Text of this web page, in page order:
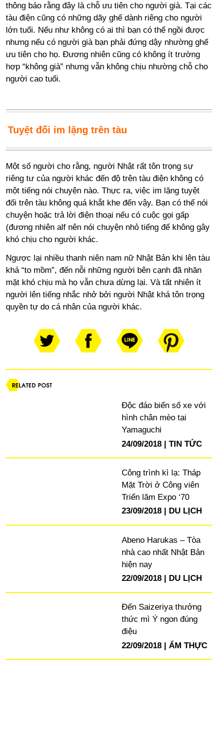
thông báo rằng đây là chỗ ưu tiên cho người già. Tại các
tàu điện cũng có những dãy ghế dành riêng cho người
lớn tuổi. Nếu như không có ai thì bạn có thể ngồi được
nhưng nếu có người già bạn phải đứng dậy nhường ghế
ưu tiên cho họ. Đương nhiên cũng có không ít trường
hợp “không già” nhưng vẫn không chịu nhường chỗ cho
người cao tuổi.
Tuyệt đối im lặng trên tàu
Một số người cho rằng, người Nhật rất tôn trọng sự
riêng tư của người khác đến độ trên tàu điện không có
một tiếng nói chuyện nào. Thực ra, việc im lặng tuyệt
đối trên tàu không quá khắt khe đến vậy. Bạn có thể nói
chuyện hoặc trả lời điện thoại nếu có cuộc gọi gấp
(đương nhiên alf nên nói chuyện nhỏ tiếng để không gây
khó chịu cho người khác.
Ngược lại nhiều thanh niên nam nữ Nhật Bản khi lên tàu
khá “to mồm”, đến nỗi những người bên cạnh đã nhăn
mặt khó chịu mà họ vẫn chưa dừng lại. Và tất nhiên ít
người lên tiếng nhắc nhở bởi người Nhật khá tôn trọng
quyền tự do cá nhân của người khác.
Độc đáo biển số xe với
hình chân mèo tại
Yamaguchi
24/09/2018
TIN TỨC
Công trình kì lạ: Tháp
Mặt Trời ở Công viên
Triển lãm Expo ‘70
23/09/2018
DU LỊCH
Abeno Harukas – Tòa
nhà cao nhất Nhật Bản
hiện nay
22/09/2018
DU LỊCH
Đến Saizeriya thưởng
thức mì Ý ngon đúng
điệu
22/09/2018
ẨM THỰC